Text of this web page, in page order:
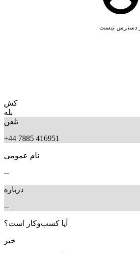
کش
بله
تلفن
+44 7885 416951
نام عمومی
--
درباره
--
آیا کسب‌وکار است؟
خیر